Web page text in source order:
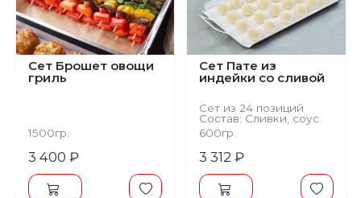
Сет Брошет овощи
гриль
1500гр.
3 400 ₽
Сет Пате из
индейки со сливой
Сет из 24 позиций
Состав: Сливки, соус
унаги, соус сладкий
чили, имбирь молотый,
соль мелкая, перец
черный молотый,
чернослив
600гр.
3 312 ₽